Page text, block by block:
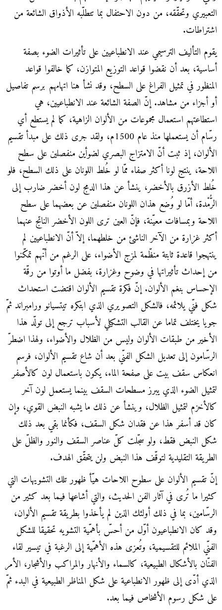
التعبيري وتحقّقه، من دون الاحتفال بما تتطلّبه الأذواق الشائعة من
اشتراطات.
يقوم التأليف الترسيمي عند الانطباعيين على تأثيرات الضوء بصفة
أساسية، بعد أن نقضوا قواعد التوزيع المتوازن، كما خالفوا قواعد
المنظور في تمثيل الفراغ على السطح، وقد نشأ هنا اتهامهم برسم تفاصيل
أو أجزاء من مشاهد. إنّ الصفة الشائعة عند الانطباعيين، هي
استطاعتهم استعمال مجموعات من الألوان الزاهية، كما لم يستطع أي
رسّام أن يستعملها منذ عام 1500م، ولقد جرى ذلك على مبدأ تقسيم
الألوان، إذ ثبت أنّ الامتزاج البصري لضوأين منفصلين على سطح
اللاحة، ينتج لونا أكثر صفاء ممّا لو خُلط اللونان على ذلك السطح، فلو
خُلط الأزرق بالأخضر، ينشأ عن هذا الدمج لون أخضر ضارب إلى
الرُّمْدة، أمّا لو وُضع هذان اللونان منفصلين عن بعضهما على سطح
اللاحة وبمسافات معيّنة، فإنّ العين ترى اللون الأخضر الناتج عنهما
أكثر غزارة من الآخر الناشئ من خلطهما، إلاّ أنّ الانطباعيين لم
ينتهجوا قاعدة ثابتة منظّمة لمزج الأضواء، على الرغم من أنّهم تمكّنوا
من إحداث تأثيراتها في وضوح وغزارة، بفضل ما أوتوا من رقّة
الإحساس بنغم الألوان. إنّ فكرة تقسيم الألوان اقتضت استحداث
شكل فنّي يلائمه، فالشكل التصويري الذي ابتكره تيتسيانو ورامبراند ثمّ
جويا يختلف تماما عن القالب التشكيلي لأسباب ترجع إلى تولّد هذا
الأخير من طبقات الألوان وليس من الظلال والأضواء، ولهذا اضطرّ
الرسّامون إلى تعديل الشكل الفنّي بعد أن شاع تقسيم الألوان، فرسم
انعكاس سقف بيت على صفحة الماء، يكون باستعمال لون كالأصفر
لتمثيل الضوء الذي يبرز مسطحات السقف بينما يستعمل لون آخر
كالأخزم لتمثيل الظلال، وينشأ عن ذلك ما يشبه النبض القوي، وإن
كان قد أسفر هذا عن فقدان شكل السقف، فكأنما بقي بعد ذلك
شكل النبض فقط، ولو سجّلت كلّ عناصر السقف والنور والظلّ على
الطريقة التقليدية لتوقّف هذا النبض ولن يتحقّق الهدف.
إنّ تقسيم الألوان على سطوح اللاحات هيّأ ظهور تلك التشويهات التي
كثيرا ما تُرى في آثار الفن الحديث، والتي أشاعها فيما بعد كثير من
الرسّامين، بما في ذلك أولئك الذين لم يأخذوا بطريقة تقسيم الألوان،
وقد كان الانطباعيون أوّل من أحسّ بأهمّية التشويه تحقيقا للشكل
الفنّي الملائم للتقسيمية، وتُعزى هذه الأهمّية إلى الرغبة في تيسير لقاء
الفنّان بالأشكال الطبيعية، كالسماء والأنهار والمراكب والأشجار، الأمر
الذي أدّى إلى ظهور الانطباعية على شكل المناظر الطبيعية في البدء ثمّ
على شكل رسوم الأشخاص فيما بعد.